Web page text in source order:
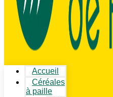
Accueil
Céréales
à paille